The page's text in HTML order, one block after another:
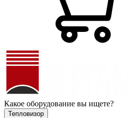
Какое оборудование вы ищете?
Тепловизор